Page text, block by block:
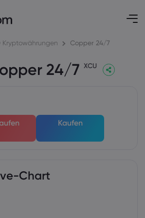
Kryptowährungen Copper 24/7
24/7 XCU
Kaufen
Chart